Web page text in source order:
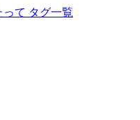
って タグ一覧